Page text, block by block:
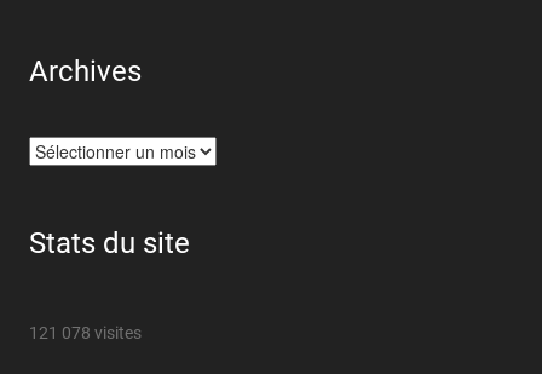
Archives
Archives
Stats du site
121 078 visites